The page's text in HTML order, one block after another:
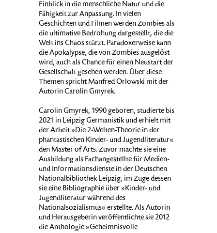
Einblick in die menschliche Natur und die
Fähigkeit zur Anpassung. In vielen
Geschichten und Filmen werden Zombies als
die ultimative Bedrohung dargestellt, die die
Welt ins Chaos stürzt. Paradoxerweise kann
die Apokalypse, die von Zombies ausgelöst
wird, auch als Chance für einen Neustart der
Gesellschaft gesehen werden. Über diese
Themen spricht Manfred Orlowski mit der
Autorin Carolin Gmyrek.
Carolin Gmyrek, 1990 geboren, studierte bis
2021 in Leipzig Germanistik und erhielt mit
der Arbeit »Die 2-Welten-Theorie in der
phantastischen Kinder- und Jugendliteratur«
den Master of Arts. Zuvor machte sie eine
Ausbildung als Fachangestellte für Medien-
und Informationsdienste in der Deutschen
Nationalbibliothek Leipzig, im Zuge dessen
sie eine Bibliographie über »Kinder- und
Jugendliteratur während des
Nationalsozialismus« erstellte. Als Autorin
und Herausgeberin veröffentlichte sie 2012
die Anthologie »Geheimnisvolle